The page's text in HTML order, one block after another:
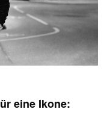
eine Ikone: